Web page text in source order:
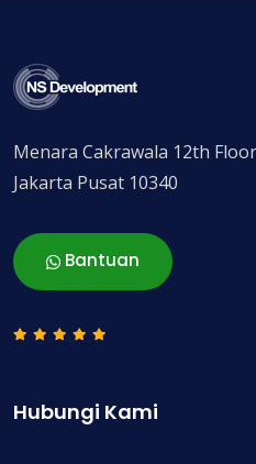
Menara Cakrawala 12th
Jakarta Pusat 10340
Bantuan
Hubungi Kami